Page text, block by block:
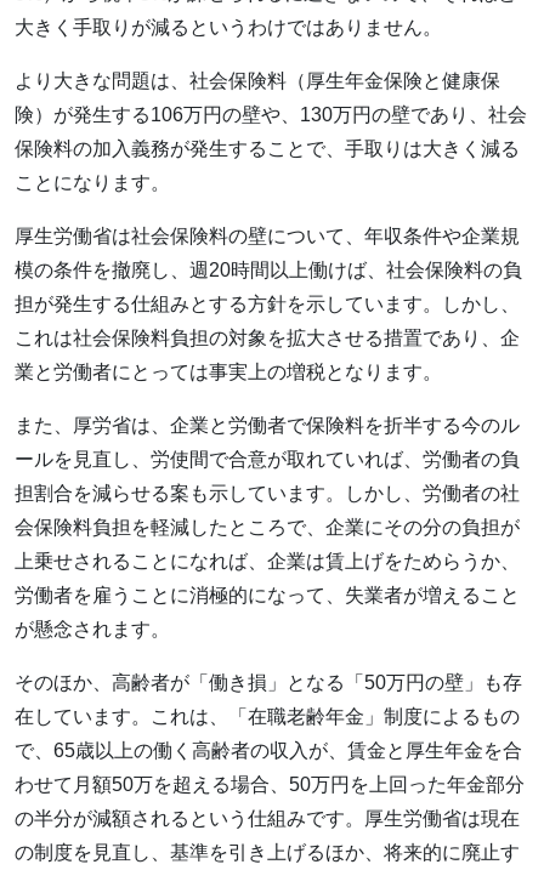
大きく手取りが減るというわけではありません。
より大きな問題は、社会保険料（厚生年金保険と健康保
険）が発生する106万円の壁や、130万円の壁であり、社会
保険料の加入義務が発生することで、手取りは大きく減る
ことになります。
厚生労働省は社会保険料の壁について、年収条件や企業規
模の条件を撤廃し、週20時間以上働けば、社会保険料の負
担が発生する仕組みとする方針を示しています。しかし、
これは社会保険料負担の対象を拡大させる措置であり、企
業と労働者にとっては事実上の増税となります。
また、厚労省は、企業と労働者で保険料を折半する今のル
ールを見直し、労使間で合意が取れていれば、労働者の負
担割合を減らせる案も示しています。しかし、労働者の社
会保険料負担を軽減したところで、企業にその分の負担が
上乗せされることになれば、企業は賃上げをためらうか、
労働者を雇うことに消極的になって、失業者が増えること
が懸念されます。
そのほか、高齢者が「働き損」となる「50万円の壁」も存
在しています。これは、「在職老齢年金」制度によるもの
で、65歳以上の働く高齢者の収入が、賃金と厚生年金を合
わせて月額50万を超える場合、50万円を上回った年金部分
の半分が減額されるという仕組みです。厚生労働省は現在
の制度を見直し、基準を引き上げるほか、将来的に廃止す